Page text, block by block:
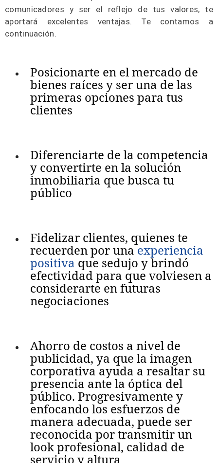
comunicadores y ser el reflejo de tus valores, te
aportará excelentes ventajas. Te contamos a
continuación.
Posicionarte en el mercado de
bienes raíces y ser una de las
primeras opciones para tus
clientes
Diferenciarte de la competencia
y convertirte en la solución
inmobiliaria que busca tu
público
Fidelizar clientes, quienes te
recuerden por unaexperiencia
positiva que sedujo y brindó
efectividad para que volviesen a
considerarte en futuras
negociaciones
Ahorro de costos a nivel de
publicidad, ya que la imagen
corporativa ayuda a resaltar su
presencia ante la óptica del
público. Progresivamente y
enfocando los esfuerzos de
manera adecuada, puede ser
reconocida por transmitir un
look profesional, calidad de
servicio y altura